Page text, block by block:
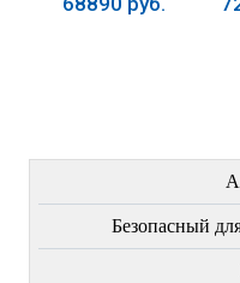
Безопасный